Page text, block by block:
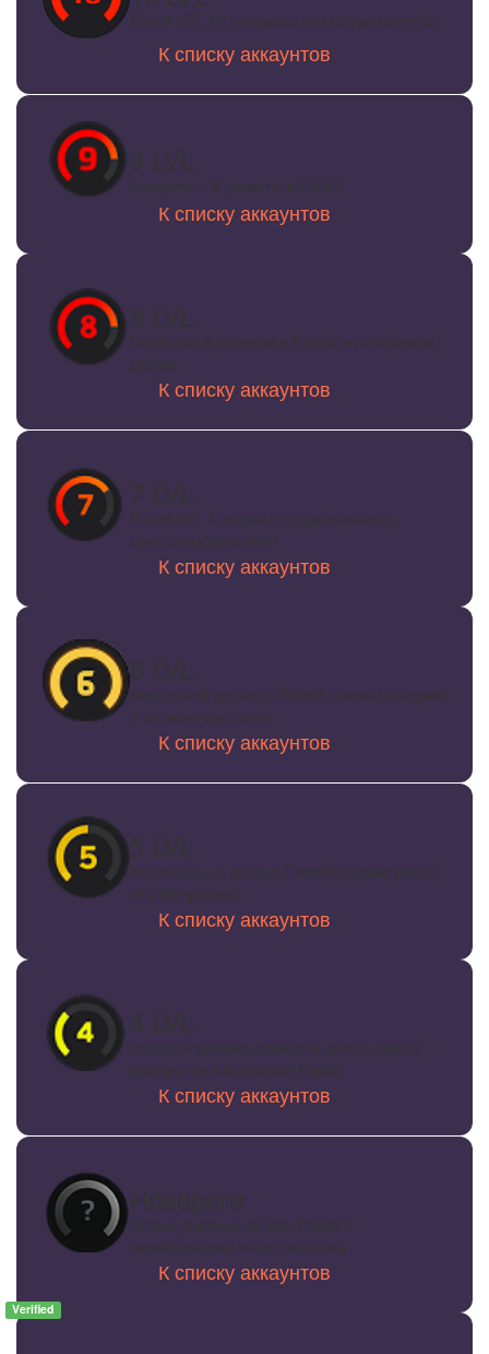
Faceit LVL 10 аккаунты, все в одном месте
К списку аккаунтов
9 LVL
Аккаунты с 9 уровень в Faceit
К списку аккаунтов
8 LVL
Подборка 8 уровней в FaceIt по выгодным
ценам
К списку аккаунтов
7 LVL
Faceit LVL 7 аккаунты в одном месте,
просто выбери свой!
К списку аккаунтов
6 LVL
Аккаунты 6 уровня в FaceIt с верификацией
и полным доступом
К списку аккаунтов
5 LVL
Все товары 5 уровня FaceIt в одном месте
от 2299 рублей
К списку аккаунтов
4 LVL
Базовый уровень аккаунта для быстрого
доступа на платформу Faceit
К списку аккаунтов
Новореги
Новые учетные записи Faceit с
верификацией и без рейтинга
К списку аккаунтов
Verified